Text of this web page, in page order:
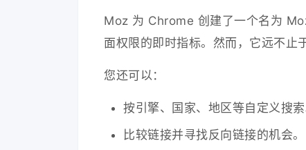
Moz 为 Chrome 创建了一个名为
面权限的即时指标。然而，它远不止
您还可以：
按引擎、国家、地区等自定义搜索
比较链接并寻找反向链接的机会。